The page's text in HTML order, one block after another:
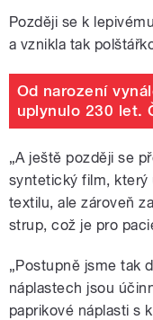
Později se k
a vznikla tak
Od narození
uplynulo 230 let.
„A ještě později se
syntetický film, který
textilu, ale zároveň
strup, což je pro
„Postupně jsme tak
náplastech jsou
paprikové náplasti s